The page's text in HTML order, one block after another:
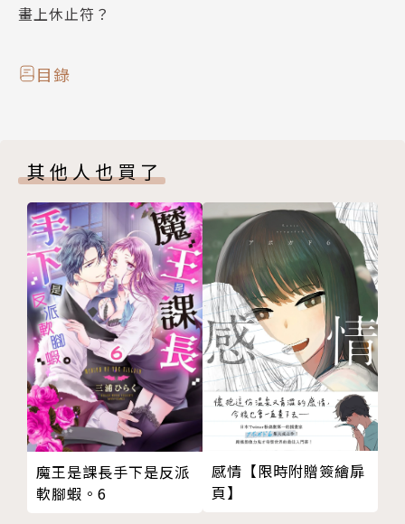
畫上休止符？
目錄
其他人也買了
魔王是課長手下是反派
軟腳蝦。6
感情【限時附贈簽繪扉
頁】